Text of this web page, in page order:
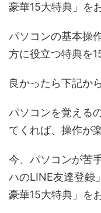
豪華15大特典」を
パソコンの基本操
方に役立つ特典を
良かったら下記か
パソコンを覚える
てくれば、操作が
今、パソコンが苦
ハのLINE友達登録
豪華15大特典」を